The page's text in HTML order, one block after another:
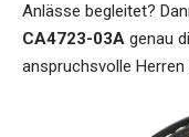
Anlässe begleitet?
CA4723-03A genau
anspruchsvolle Herren